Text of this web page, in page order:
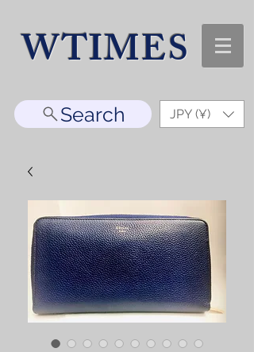
WTIMES
Search JPY (¥)